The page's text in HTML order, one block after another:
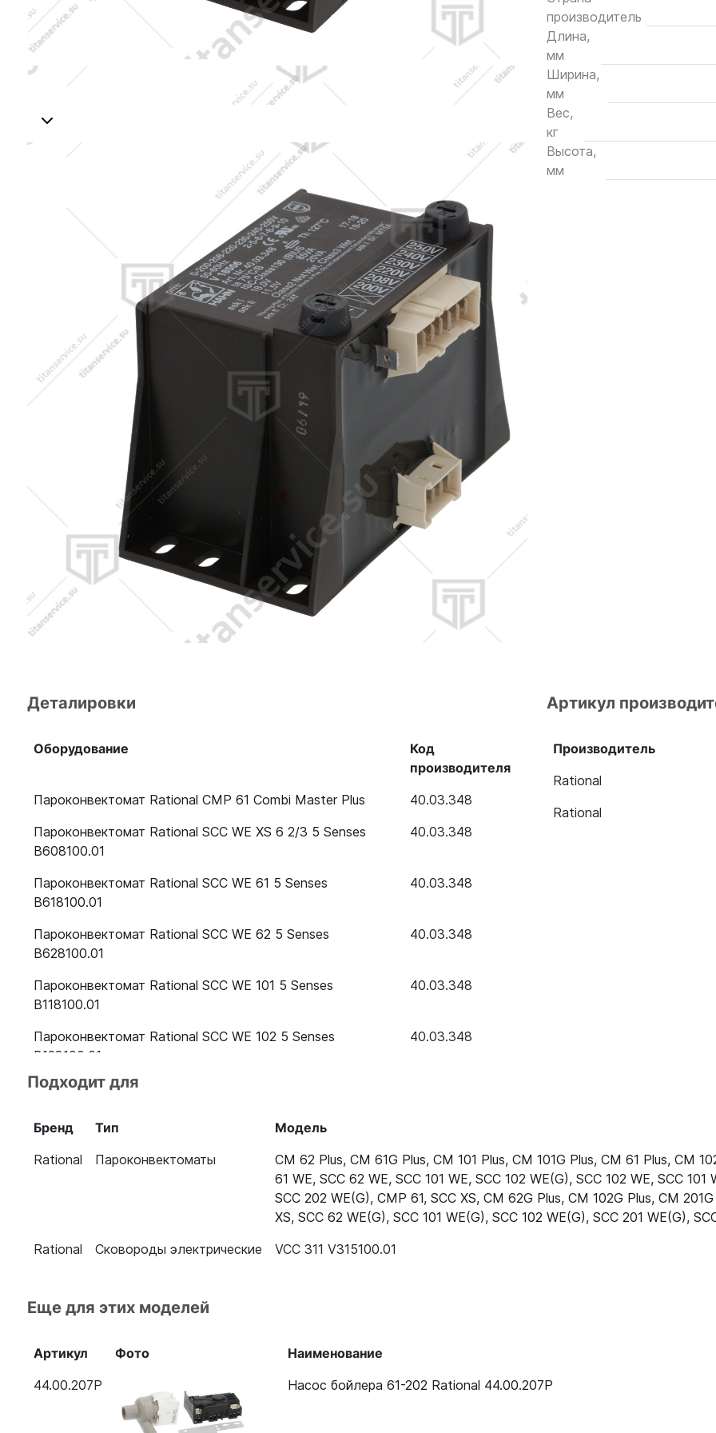
производитель
Длина,
мм
Ширина,
мм
Вес,
кг
Высота,
мм
Деталировки
Оборудование
Код
производителя
Пароконвектомат Rational CMP 61 Combi Master Plus
40.03.348
Пароконвектомат Rational SCC WE XS 6 2/3 5 Senses
B608100.01
40.03.348
Пароконвектомат Rational SCC WE 61 5 Senses
B618100.01
40.03.348
Пароконвектомат Rational SCC WE 62 5 Senses
B628100.01
40.03.348
Пароконвектомат Rational SCC WE 101 5 Senses
B118100.01
40.03.348
Пароконвектомат Rational SCC WE 102 5 Senses
B128100.01
40.03.348
Пароконвектомат Rational SCC WE 201 5 Senses
Пароконвектомат Rational SCC WE 202 5 Senses
B228100.01
Пароконвектомат Rational SCC WE 61G (газ) 5 Senses
40.03.348
Пароконвектомат Rational SCC 101G (газ)
Пароконвектомат Rational SCC 201G (газ)
Пароконвектомат Rational CM 101 Plus
Артикул
Производитель
Rational
Rational
Подходит для
Бренд Тип
Модель
Rational
Пароконвектоматы CM 62 Plus, CM 61G Plus, CM 101 Plus, CM 101G Plus, CM 61 Plus, CM
61 WE, SCC 62 WE, SCC 101 WE, SCC 102 WE(G), SCC 102 WE, SCC 101
SCC 202 WE(G), CMP 61, SCC XS, CM 62G Plus, CM 102G Plus, CM
XS, SCC 62 WE(G), SCC 101 WE(G), SCC 102 WE(G), SCC 201 WE(G),
Rational
Сковороды электрические VCC 311 V315100.01
Еще для этих моделей
Артикул Фото
Наименование
44.00.207P
Насос бойлера 61-202 Rational 44.00.207P